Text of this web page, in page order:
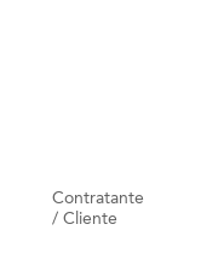
Contratante
/ Cliente